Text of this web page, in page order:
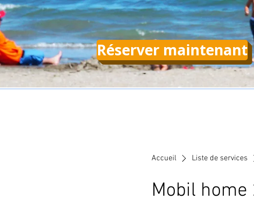
Réserver maintenant
Accueil Liste de services
Mobil